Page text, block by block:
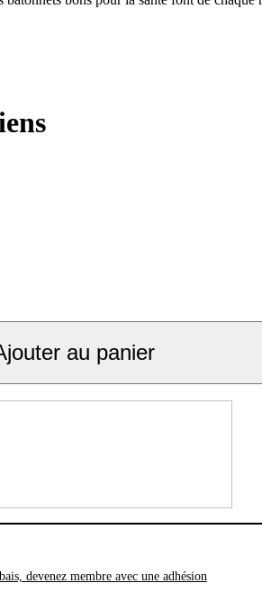
au panier
devenez membre avec une adhésion